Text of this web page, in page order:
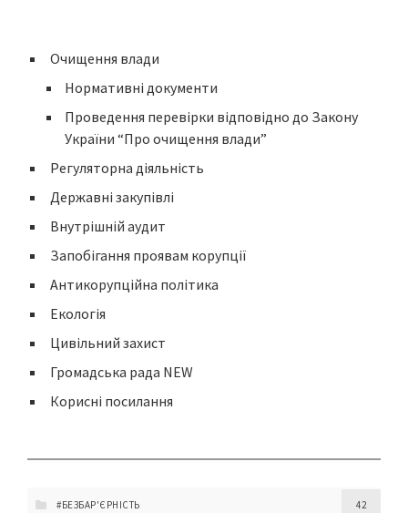
Очищення влади
Нормативні документи
Проведення перевірки відповідно до Закону
України “Про очищення влади”
Регуляторна діяльність
Державні закупівлі
Внутрішній аудит
Запобігання проявам корупції
Антикорупційна політика
Екологія
Цивільний захист
Громадська рада NEW
Корисні посилання
#БЕЗБАР'ЄРНІСТЬ 42